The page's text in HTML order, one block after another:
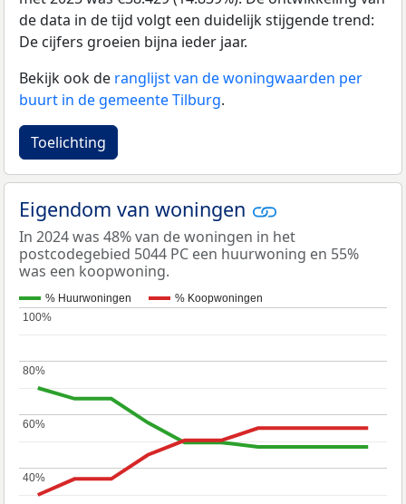
de data in de tijd volgt een duidelijk stijgende trend:
De cijfers groeien bijna ieder jaar.
Bekijk ook de ranglijst van de woningwaarden per
buurt in de gemeente Tilburg.
Toelichting
Eigendom van woningen
In 2024 was 48% van de woningen in het
postcodegebied 5044 PC een huurwoning en 55%
was een koopwoning.
% Huurwoningen % Koopwoningen
40%
40%
60%
60%
80%
80%
100%
100%